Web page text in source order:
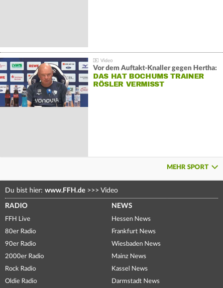
Vor dem Auftakt-Knaller gegen Hertha:
DAS HAT BOCHUMS TRAINER
RÖSLER VERMISST
MEHR SPORT
Du bist hier: www.FFH.de >>> Video
RADIO
FFH Live
80er Radio
90er Radio
2000er Radio
Rock Radio
Oldie Radio
NEWS
Hessen News
Frankfurt News
Wiesbaden News
Mainz News
Kassel News
Darmstadt News